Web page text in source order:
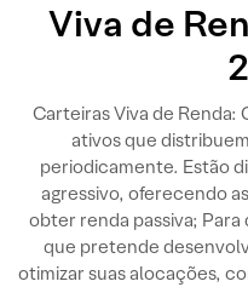
Viva de
Carteiras Viva de
ativos que
periodicamente. Estão
agressivo, oferecendo
obter renda passiva;
que pretende
otimizar suas alocações,